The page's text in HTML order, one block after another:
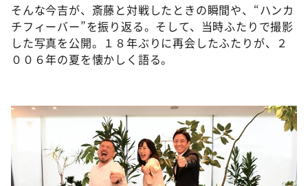
そんな今吉が、斎藤と対戦したときの瞬間や、“ハンカ
チフィーバー”を振り返る。そして、当時ふたりで撮影
した写真を公開。１８年ぶりに再会したふたりが、２
００６年の夏を懐かしく語る。